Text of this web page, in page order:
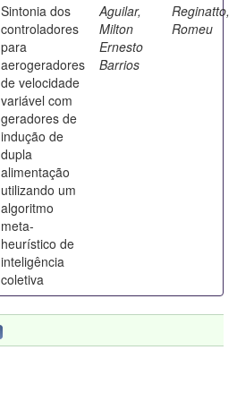
Sintonia dos
controladores
para
aerogeradores
de velocidade
variável com
geradores de
indução de
dupla
alimentação
utilizando um
algoritmo
meta-
heurístico de
inteligência
coletiva
Aguilar,
Milton
Ernesto
Barrios
Reginatto,
Romeu